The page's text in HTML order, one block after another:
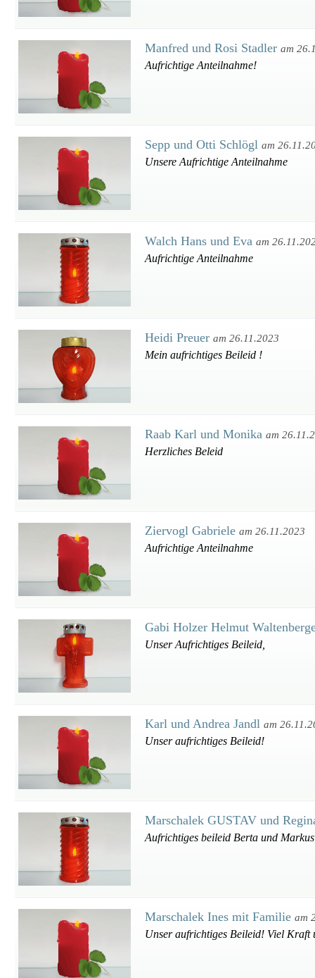
Manfred und Rosi Stadler am
Aufrichtige Anteilnahme!
Sepp und Otti Schlögl am
Unsere Aufrichtige Anteilnahme
Walch Hans und Eva am
Aufrichtige Anteilnahme
Heidi Preuer am 26.11.2023
Mein aufrichtiges Beileid !
Raab Karl und Monika am
Herzliches Beleid
Ziervogl Gabriele am 26.11.2023
Aufrichtige Anteilnahme
Gabi Holzer Helmut
Unser Aufrichtiges Beileid,
Karl und Andrea Jandl am
Unser aufrichtiges Beileid!
Marschalek GUSTAV und
Aufrichtiges beileid Berta und
Marschalek Ines mit Familie am
Unser aufrichtiges Beileid! Viel Kraft